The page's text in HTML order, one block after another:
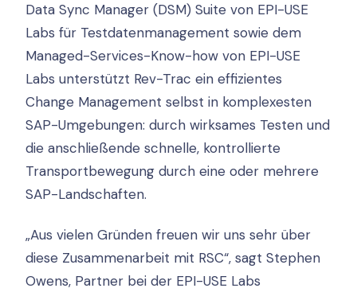
Data Sync Manager (DSM) Suite von EPI-USE
Labs für Testdatenmanagement sowie dem
Managed-Services-Know-how von EPI-USE
Labs unterstützt Rev-Trac ein effizientes
Change Management selbst in komplexesten
SAP-Umgebungen: durch wirksames Testen und
die anschließende schnelle, kontrollierte
Transportbewegung durch eine oder mehrere
SAP-Landschaften.
„Aus vielen Gründen freuen wir uns sehr über
diese Zusammenarbeit mit RSC“, sagt Stephen
Owens, Partner bei der EPI-USE Labs